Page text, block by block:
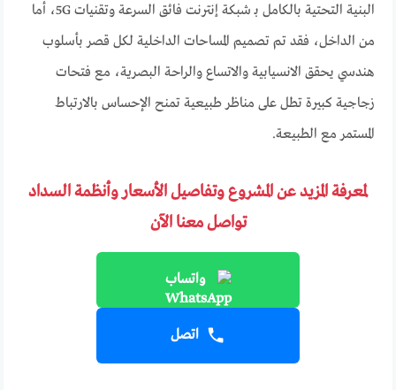
البنية التحتية بالكامل بـ شبكة إنترنت فائق السرعة وتقنيات 5G، أما
من الداخل، فقد تم تصميم المساحات الداخلية لكل قصر بأسلوب
هندسي يحقق الانسيابية والاتساع والراحة البصرية، مع فتحات
زجاجية كبيرة تطل على مناظر طبيعية تمنح الإحساس بالارتباط
المستمر مع الطبيعة.
لمعرفة المزيد عن المشروع وتفاصيل الأسعار وأنظمة السداد
تواصل معنا الآن
واتساب
اتصل